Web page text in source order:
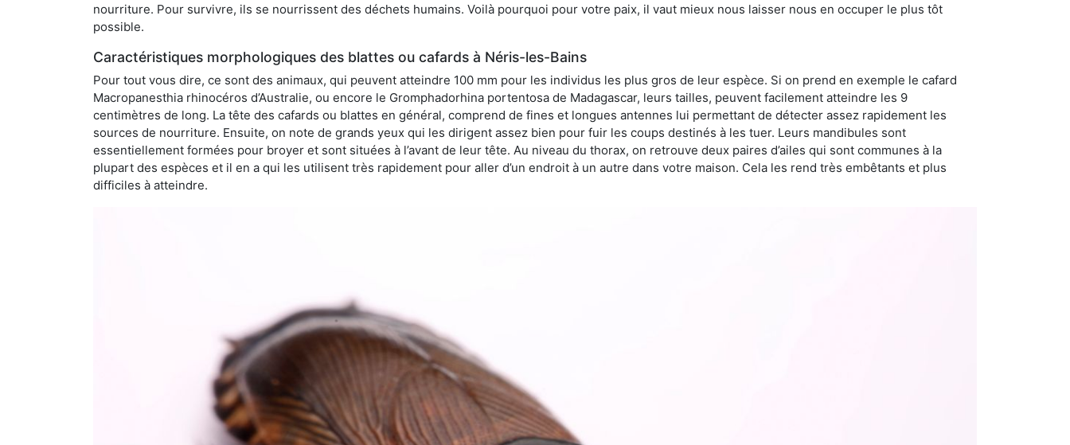
nourriture. Pour survivre, ils se nourrissent des déchets humains. Voilà pourquoi pour votre paix, il vaut mieux nous laisser nous en occuper le plus tôt
possible.
Caractéristiques morphologiques des blattes ou cafards à Néris-les-Bains
Pour tout vous dire, ce sont des animaux, qui peuvent atteindre 100 mm pour les individus les plus gros de leur espèce. Si on prend en exemple le cafard
Macropanesthia rhinocéros d’Australie, ou encore le Gromphadorhina portentosa de Madagascar, leurs tailles, peuvent facilement atteindre les 9
centimètres de long. La tête des cafards ou blattes en général, comprend de fines et longues antennes lui permettant de détecter assez rapidement les
sources de nourriture. Ensuite, on note de grands yeux qui les dirigent assez bien pour fuir les coups destinés à les tuer. Leurs mandibules sont
essentiellement formées pour broyer et sont situées à l’avant de leur tête. Au niveau du thorax, on retrouve deux paires d’ailes qui sont communes à la
plupart des espèces et il en a qui les utilisent très rapidement pour aller d’un endroit à un autre dans votre maison. Cela les rend très embêtants et plus
difficiles à atteindre.